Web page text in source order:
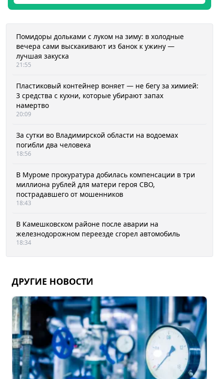
Помидоры дольками с луком на зиму: в холодные
вечера сами выскакивают из банок к ужину —
лучшая закуска
21:55
Пластиковый контейнер воняет — не бегу за химией:
3 средства с кухни, которые убирают запах
намертво
20:09
За сутки во Владимирской области на водоемах
погибли два человека
18:56
В Муроме прокуратура добилась компенсации в три
миллиона рублей для матери героя СВО,
пострадавшего от мошенников
18:43
В Камешковском районе после аварии на
железнодорожном переезде сгорел автомобиль
18:34
ДРУГИЕ НОВОСТИ